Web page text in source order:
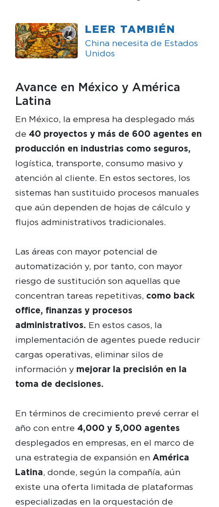
LEER TAMBIÉN
China necesita de Estados
Unidos
Avance en México y América
Latina
En México, la empresa ha desplegado más
de 40 proyectos y más de 600 agentes en
producción en industrias como seguros,
logística, transporte, consumo masivo y
atención al cliente. En estos sectores, los
sistemas han sustituido procesos manuales
que aún dependen de hojas de cálculo y
flujos administrativos tradicionales.
Las áreas con mayor potencial de
automatización y, por tanto, con mayor
riesgo de sustitución son aquellas que
concentran tareas repetitivas, como back
office, finanzas y procesos
administrativos. En estos casos, la
implementación de agentes puede reducir
cargas operativas, eliminar silos de
información y mejorar la precisión en la
toma de decisiones.
En términos de crecimiento prevé cerrar el
año con entre 4,000 y 5,000 agentes
desplegados en empresas, en el marco de
una estrategia de expansión en América
Latina, donde, según la compañía, aún
existe una oferta limitada de plataformas
especializadas en la orquestación de